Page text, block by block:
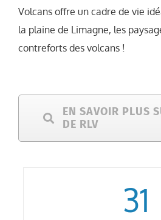
Volcans offre un cadre de vie
la plaine de Limagne, les
contreforts des volcans !
EN SAVOIR PLUS
DE RLV
31